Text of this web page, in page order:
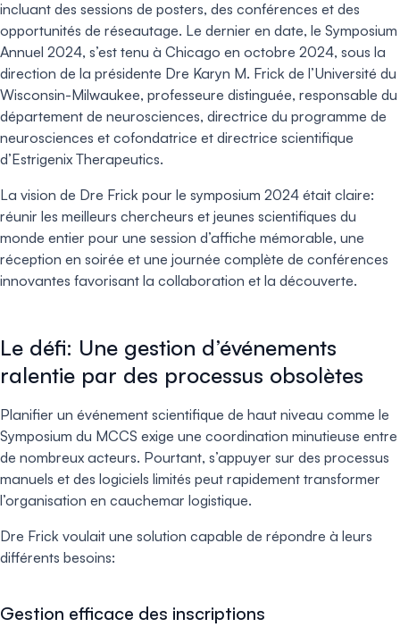
incluant des sessions de posters, des conférences et des
opportunités de réseautage. Le dernier en date, le Symposium
Annuel 2024, s’est tenu à Chicago en octobre 2024, sous la
direction de la présidente Dre Karyn M. Frick de l’Université du
Wisconsin-Milwaukee, professeure distinguée, responsable du
département de neurosciences, directrice du programme de
neurosciences et cofondatrice et directrice scientifique
d’Estrigenix Therapeutics.
La vision de Dre Frick pour le symposium 2024 était claire:
réunir les meilleurs chercheurs et jeunes scientifiques du
monde entier pour une session d’affiche mémorable, une
réception en soirée et une journée complète de conférences
innovantes favorisant la collaboration et la découverte.
Le défi: Une gestion d’événements
ralentie par des processus obsolètes
Planifier un événement scientifique de haut niveau comme le
Symposium du MCCS exige une coordination minutieuse entre
de nombreux acteurs. Pourtant, s’appuyer sur des processus
manuels et des logiciels limités peut rapidement transformer
l’organisation en cauchemar logistique.
Dre Frick voulait une solution capable de répondre à leurs
différents besoins:
Gestion efficace des inscriptions